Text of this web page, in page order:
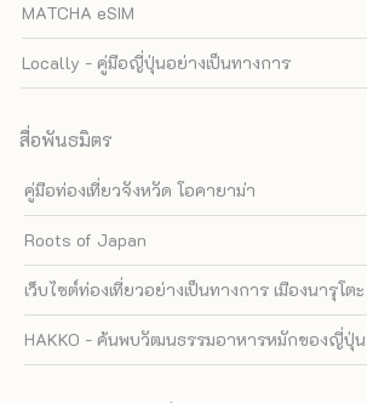
MATCHA eSIM
Locally - คู่มือญี่ปุ่นอย่างเป็นทางการ
สื่อพันธมิตร
คู่มือท่องเที่ยวจังหวัด โอคายาม่า
Roots of Japan
เว็บไซต์ท่องเที่ยวอย่างเป็นทางการ เมืองนารุโตะ
HAKKO - ค้นพบวัฒนธรรมอาหารหมักของญี่ปุ่น